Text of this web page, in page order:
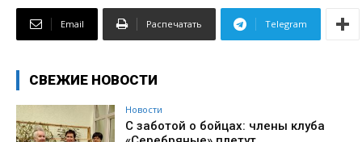
Email Распечатать Telegram
СВЕЖИЕ НОВОСТИ
Новости
С заботой о бойцах: члены клуба